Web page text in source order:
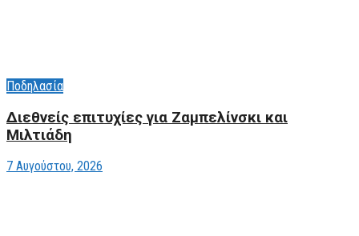
Ποδηλασία
Διεθνείς επιτυχίες για Ζαμπελίνσκι και
Μιλτιάδη
7 Αυγούστου, 2026